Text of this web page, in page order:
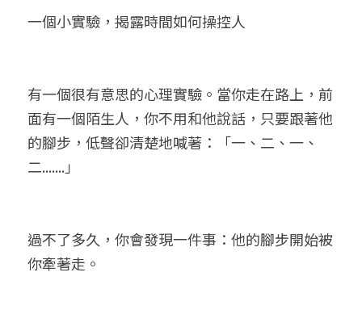
一個小實驗，揭露時間如何操控人
有一個很有意思的心理實驗。當你走在路上，前
面有一個陌生人，你不用和他說話，只要跟著他
的腳步，低聲卻清楚地喊著：「一、二、一、
二.......」
過不了多久，你會發現一件事：他的腳步開始被
你牽著走。